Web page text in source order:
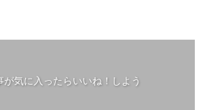
が気に入ったらいいね！しよう